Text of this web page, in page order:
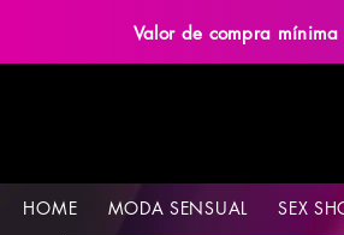
Valor de compra
HOME MODA SENSUAL SEX